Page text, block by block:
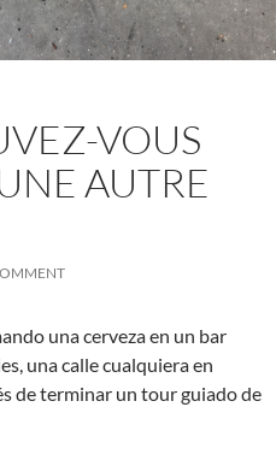
VOUS
AUTRE
una cerveza en un bar
una calle cualquiera en
de terminar un tour guiado de